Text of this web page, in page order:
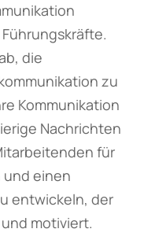
die
zu
Kommunikation
Nachrichten
für
einen
entwickeln, der
motiviert.